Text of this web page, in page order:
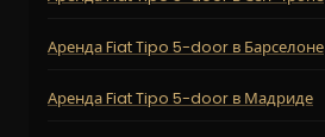
Аренда Fiat Tipo 5-door в Барселоне
Аренда Fiat Tipo 5-door в Мадриде